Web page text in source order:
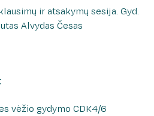
medicinos ir kraujo banko centras
mirusio suaugusio žmogaus
atsiliepimą
ir atsakymų sesija. Gyd.
Alvydas Česas
vėžio gydymo CDK4/6